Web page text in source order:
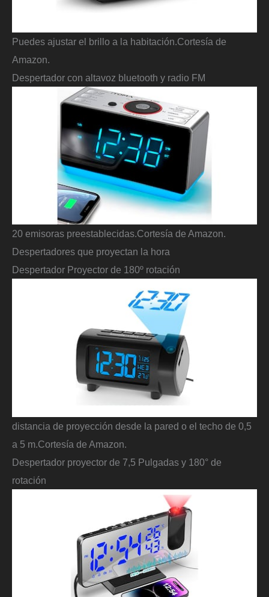
Puedes ajustar el brillo a la habitación.Cortesía de
Amazon.
Despertador con altavoz bluetooth y radio FM
20 emisoras preestablecidas.Cortesía de Amazon.
Despertadores que proyectan la hora
Despertador Proyector de 180º rotación
distancia de proyección desde la pared o el techo de 0,5
a 5 m.Cortesía de Amazon.
Despertador proyector de 7,5 Pulgadas y 180° de
rotación